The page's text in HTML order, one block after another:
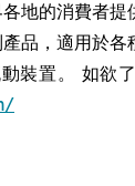
地的消費者提
品，適用於各
裝置。 如欲